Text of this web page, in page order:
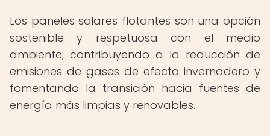
Los paneles solares flotantes son una opción
sostenible y respetuosa con el medio
ambiente, contribuyendo a la reducción de
emisiones de gases de efecto invernadero y
fomentando la transición hacia fuentes de
energía más limpias y renovables.